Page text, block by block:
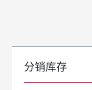
分销库存